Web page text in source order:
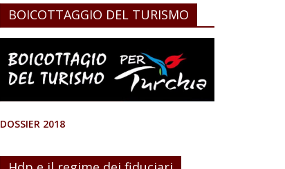
BOICOTTAGGIO DEL TURISMO
DOSSIER 2018